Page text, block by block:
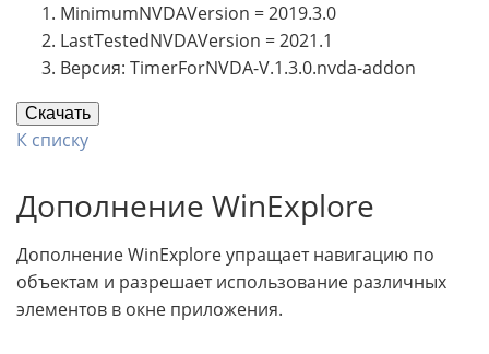
MinimumNVDAVersion = 2019.3.0
LastTestedNVDAVersion = 2021.1
Версия: TimerForNVDA-V.1.3.0.nvda-addon
Скачать
К списку
Дополнение WinExplore
Дополнение WinExplore упращает навигацию по
объектам и разрешает использование различных
элементов в окне приложения.